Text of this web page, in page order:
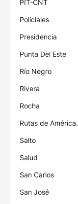
PIT-CNT
Policiales
Presidencia
Punta Del Este
Río Negro
Rivera
Rocha
Rutas de América.
Salto
Salud
San Carlos
San José